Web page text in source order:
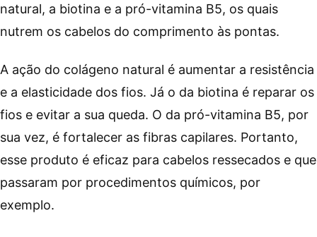
natural, a biotina e a pró-vitamina B5, os quais
nutrem os cabelos do comprimento às pontas.
A ação do colágeno natural é aumentar a resistência
e a elasticidade dos fios. Já o da biotina é reparar os
fios e evitar a sua queda. O da pró-vitamina B5, por
sua vez, é fortalecer as fibras capilares. Portanto,
esse produto é eficaz para cabelos ressecados e que
passaram por procedimentos químicos, por
exemplo.